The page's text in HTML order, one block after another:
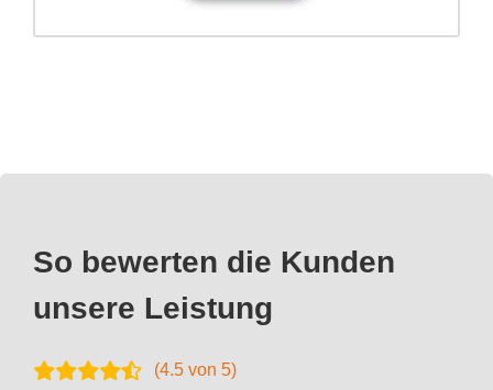
So bewerten die Kunden
unsere Leistung
(4.5 von 5)